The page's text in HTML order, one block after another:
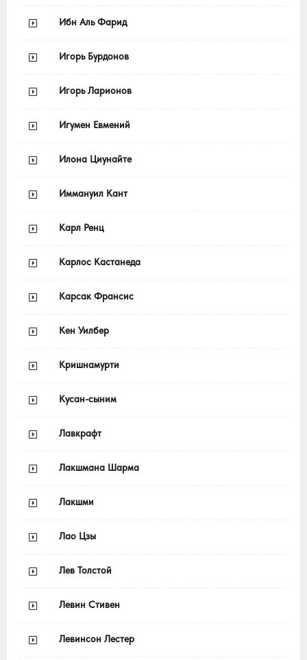
Ибн Аль Фарид
Игорь Бурдонов
Игорь Ларионов
Игумен Евмений
Илона Циунайте
Иммануил Кант
Карл Ренц
Карлос Кастанеда
Карсак Франсис
Кен Уилбер
Кришнамурти
Кусан-сыним
Лавкрафт
Лакшмана Шарма
Лакшми
Лао Цзы
Лев Толстой
Левин Стивен
Левинсон Лестер